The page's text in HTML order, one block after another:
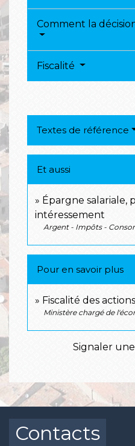
Comment la
Fiscalité
Textes de référence
Et aussi
Épargne salariale,
intéressement
Argent - Impôts -
Pour en savoir plus
Fiscalité des
Ministère chargé de
Signaler
Contacts